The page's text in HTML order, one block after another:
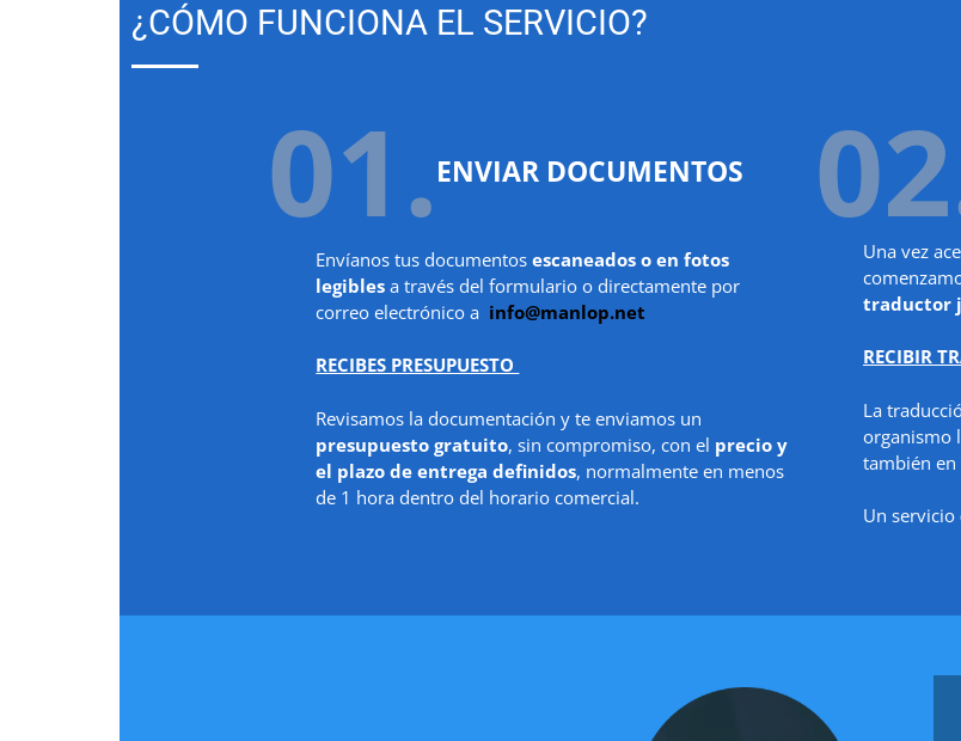
¿CÓMO FUNCIONA EL SERVICIO?
01.ENVIAR DOCUMENTOS
Envíanos tus documentosescaneados o en fotos
legibles a través del formulario o directamente por
correo electrónico a info@manlop.net
RECIBES PRESUPUESTO
Revisamos la documentación y te enviamos un
presupuesto gratuito, sin compromiso, con el precio y
el plazo de entrega definidos, normalmente en menos
de 1 hora dentro del horario comercial.
Una vez
traductor
RECIBIR
La
organismo
también en
Un servicio